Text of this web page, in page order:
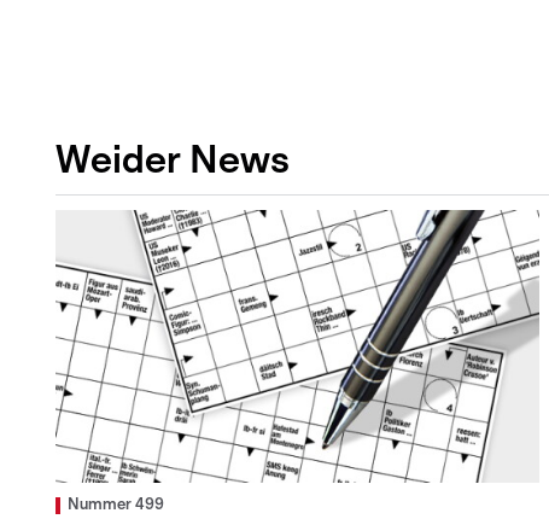
Weider News
Nummer 499